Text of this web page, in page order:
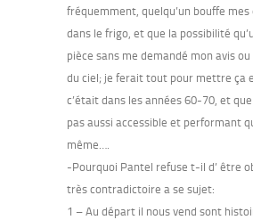
fréquemment, quelqu’un bouffe mes
dans le frigo, et que la possibilité
pièce sans me demandé mon avis
du ciel; je ferait tout pour mettre ça
c’était dans les années 60-70, et
pas aussi accessible et performant
même….
-Pourquoi Pantel refuse t-il d’ être
très contradictoire a se sujet:
1 – Au départ il nous vend sont